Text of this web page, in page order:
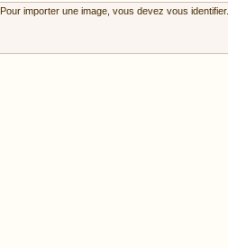
Pour importer une image, vous devez vous identifier.